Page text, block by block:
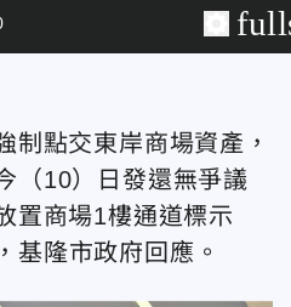
制點交東岸商場資產，
（10）日發還無爭議
置商場1樓通道標示
基隆市政府回應。